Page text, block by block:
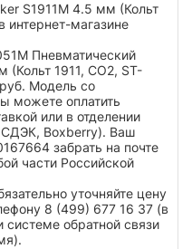
S1911M 4.5 мм (Кольт
интернет-магазине
Пневматический
(Кольт 1911, CO2, ST-
Модель со
можете оплатить
или в отделении
СДЭК, Boxberry). Ваш
забрать на почте
части Российской
уточняйте цену
8 (499) 677 16 37 (в
обратной связи